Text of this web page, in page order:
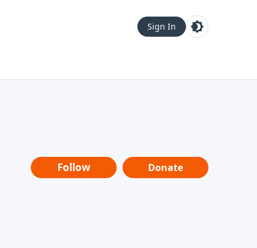
Sign In
Follow Donate